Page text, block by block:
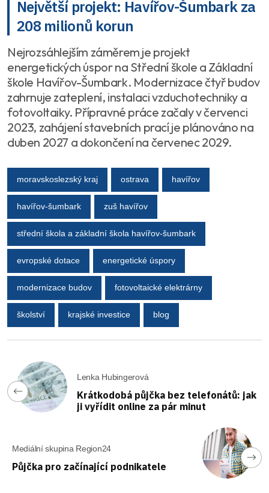
Největší projekt: Havířov-Šumbark za
208 milionů korun
Nejrozsáhlejším záměrem je projekt
energetických úspor na Střední škole a Základní
škole Havířov-Šumbark. Modernizace čtyř budov
zahrnuje zateplení, instalaci vzduchotechniky a
fotovoltaiky. Přípravné práce začaly v červenci
2023, zahájení stavebních prací je plánováno na
duben 2027 a dokončení na červenec 2029.
moravskoslezský kraj ostrava havířov
havířov-šumbark zuš havířov
střední škola a základní škola havířov-šumbark
evropské dotace energetické úspory
modernizace budov fotovoltaické elektrárny
školství krajské investice blog
Lenka Hubingerová
Krátkodobá půjčka bez telefonátů: jak
ji vyřídit online za pár minut
Mediální skupina Region24
Půjčka pro začínající podnikatele